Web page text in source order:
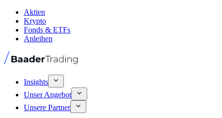
Aktien
Krypto
Fonds & ETFs
Anleihen
Insights
Unser Angebot
Unsere Partner